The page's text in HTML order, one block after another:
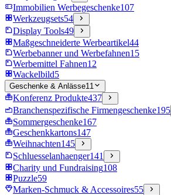
Immobilien Werbegeschenke107
Werkzeugsets54
Display Tools49
Maßgeschneiderte Werbeartikel44
Werbebanner und Werbefahnen15
Werbemittel Fahnen12
Wackelbild5
Geschenke & Anlässe11
Konferenz Produkte437
Branchenspezifische Firmengeschenke195
Sommergeschenke167
Geschenkkartons147
Weihnachten145
Schluesselanhaenger141
Charity und Fundraising108
Puzzle59
Marken-Schmuck & Accessoires55